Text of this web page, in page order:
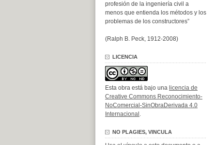
profesión de la ingeniería civil a
menos que entienda los métodos y los
problemas de los constructores”
(Ralph B. Peck, 1912-2008)
LICENCIA
Esta obra está bajo una licencia de
Creative Commons Reconocimiento-
NoComercial-SinObraDerivada 4.0
Internacional .
NO PLAGIES, VINCULA